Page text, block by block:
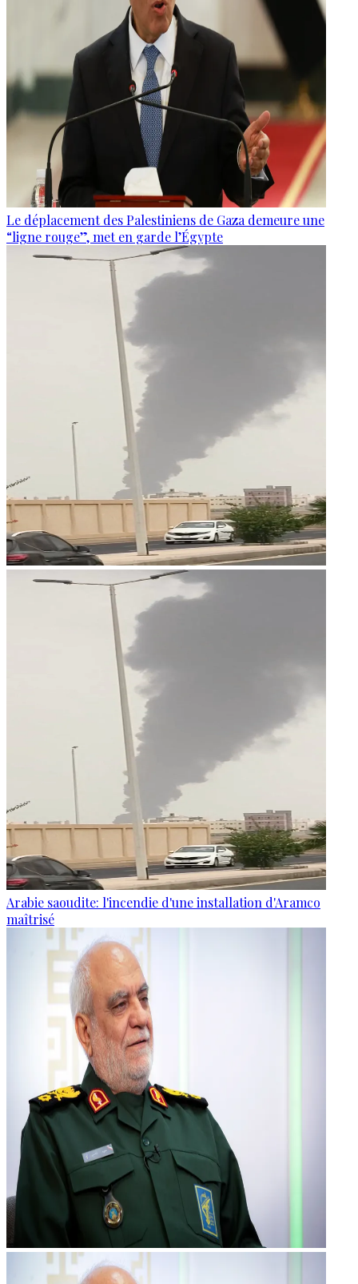
Le déplacement des Palestiniens de Gaza demeure une
“ligne rouge”, met en garde l’Égypte
Arabie saoudite: l'incendie d'une installation d'Aramco
maîtrisé